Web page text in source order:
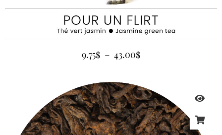
9.75$ – 43.00$